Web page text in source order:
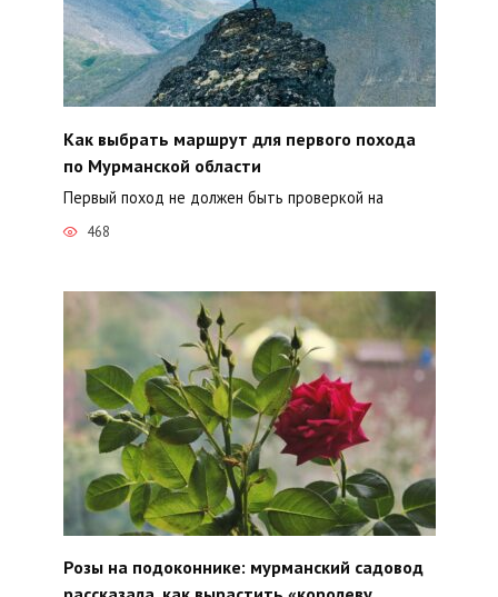
Как выбрать маршрут для первого похода
по Мурманской области
Первый поход не должен быть проверкой на
468
Розы на подоконнике: мурманский садовод